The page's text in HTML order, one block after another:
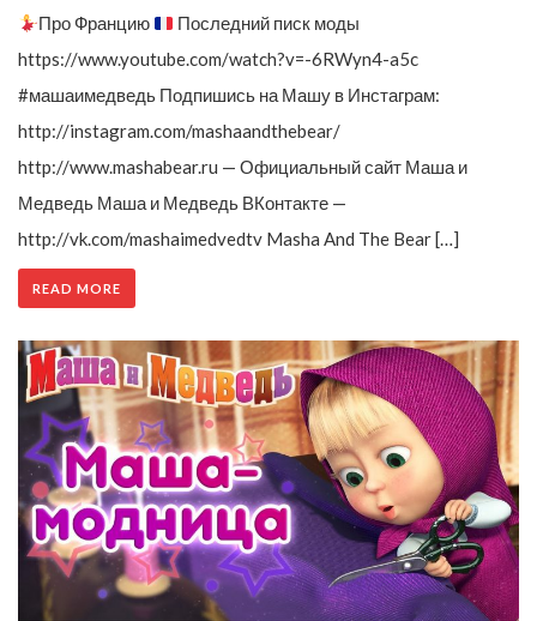
Про Францию
Последний писк моды
https://www.youtube.com/watch?v=-6RWyn4-a5c
#машаимедведь Подпишись на Машу в Инстаграм:
http://instagram.com/mashaandthebear/
http://www.mashabear.ru — Официальный сайт Маша и
Медведь Маша и Медведь ВКонтакте —
http://vk.com/mashaimedvedtv Masha And The Bear […]
READ MORE